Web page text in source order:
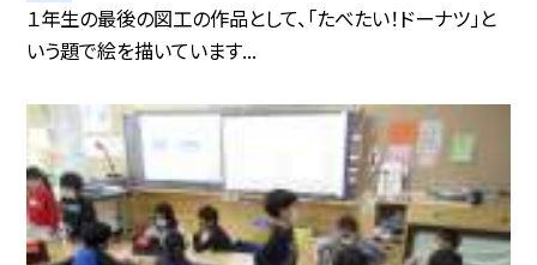
１年生の最後の図工の作品として、「たべたい！ドーナツ」と
いう題で絵を描いています...